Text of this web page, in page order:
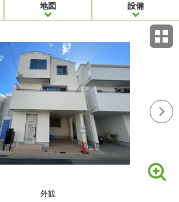
地図 設備
外観